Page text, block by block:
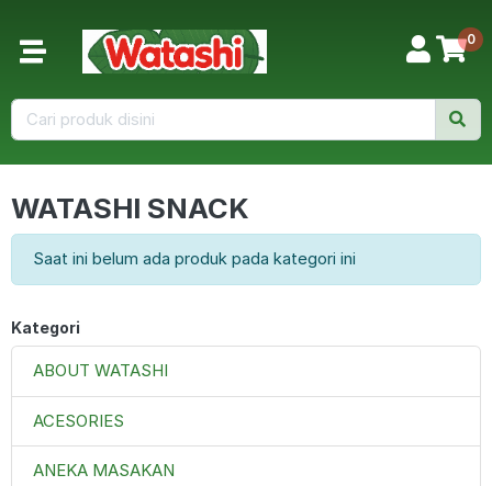
0
WATASHI SNACK
Saat ini belum ada produk pada kategori ini
Kategori
ABOUT WATASHI
ACESORIES
ANEKA MASAKAN